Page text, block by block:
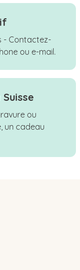
- Contactez-
ou e-mail.
ou
un cadeau